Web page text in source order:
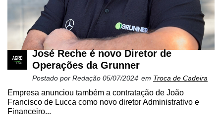
José Reche é novo Diretor de
Operações da Grunner
Postado por Redação 05/07/2024 em Troca de Cadeira
Empresa anunciou também a contratação de João
Francisco de Lucca como novo diretor Administrativo e
Financeiro...